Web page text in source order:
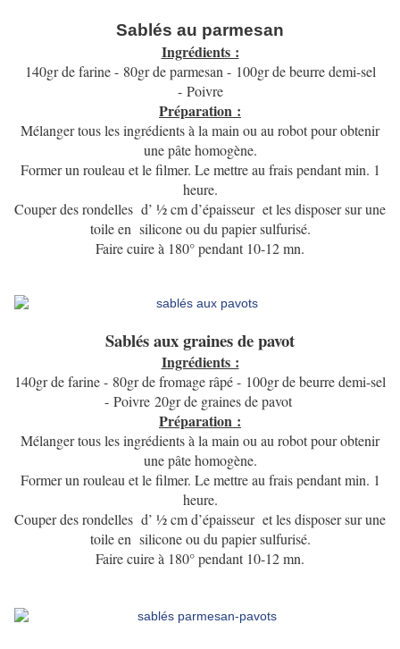
Sablés au parmesan
Ingrédients :
140gr de farine - 80gr de parmesan - 100gr de beurre demi-sel
- Poivre
Préparation :
Mélanger tous les ingrédients à la main ou au robot pour obtenir
une pâte homogène.
Former un rouleau et le filmer. Le mettre au frais pendant min. 1
heure.
Couper des rondelles d’ ½ cm d’épaisseur et les disposer sur une
toile en silicone ou du papier sulfurisé.
Faire cuire à 180° pendant 10-12 mn.
Sablés aux graines de pavot
Ingrédients :
140gr de farine - 80gr de fromage râpé - 100gr de beurre demi-sel
- Poivre 20gr de graines de pavot
Préparation :
Mélanger tous les ingrédients à la main ou au robot pour obtenir
une pâte homogène.
Former un rouleau et le filmer. Le mettre au frais pendant min. 1
heure.
Couper des rondelles d’ ½ cm d’épaisseur et les disposer sur une
toile en silicone ou du papier sulfurisé.
Faire cuire à 180° pendant 10-12 mn.